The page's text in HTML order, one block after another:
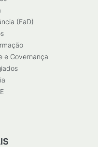
(EaD)
e Governança